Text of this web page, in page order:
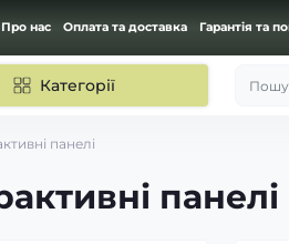
Про нас Оплата та доставка Гарантія та
Категорії
панелі
панелі